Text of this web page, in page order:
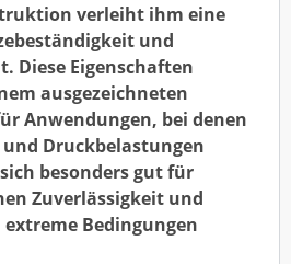
verleiht ihm eine
und
Diese Eigenschaften
ausgezeichneten
Anwendungen, bei denen
Druckbelastungen
besonders gut für
Zuverlässigkeit und
Bedingungen